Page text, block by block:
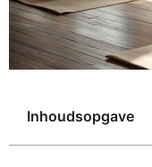
Inhoudsopgave